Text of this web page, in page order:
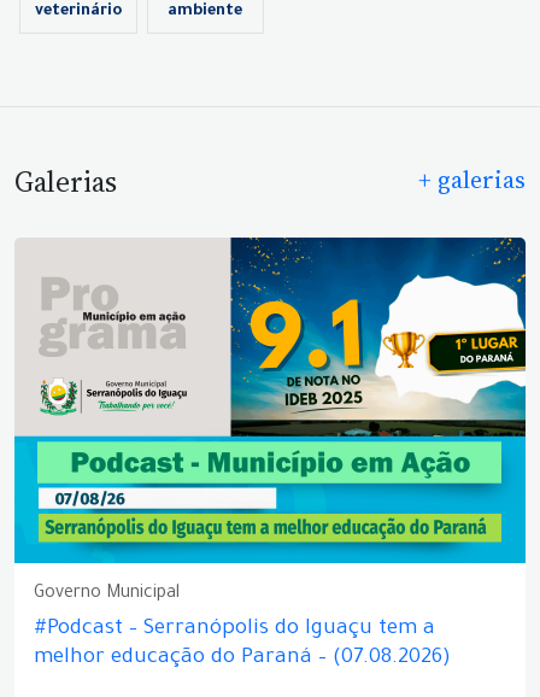
veterinário
ambiente
Galerias + galerias
Governo Municipal
#Podcast – Serranópolis do Iguaçu tem a
melhor educação do Paraná – (07.08.2026)